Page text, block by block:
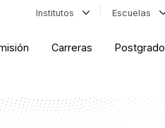
Institutos Escuelas
Carreras Postgrado